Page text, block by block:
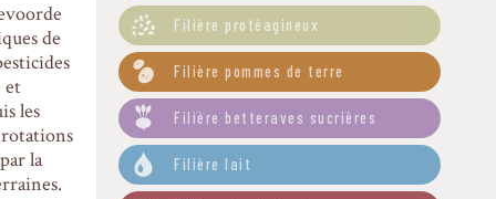
de
et
les
la
Filière protéagineux
Filière pommes de terre
Filière betteraves sucrières
Filière lait